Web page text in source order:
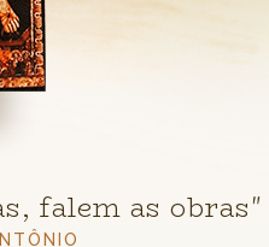
falem as obras"